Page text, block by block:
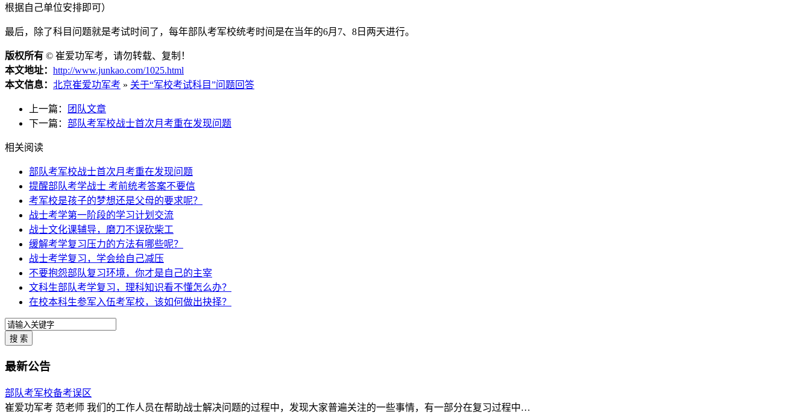
根据自己单位安排即可）
最后，除了科目问题就是考试时间了，每年部队考军校统考时间是在当年的6月7、8日两天进行。
版权所有 © 崔爱功军考，请勿转载、复制！
本文地址： http://www.junkao.com/1025.html
本文信息： 北京崔爱功军考 » 关于“军校考试科目”问题回答
上一篇：
团队文章
下一篇： 部队考军校战士首次月考重在发现问题
相关阅读
部队考军校战士首次月考重在发现问题
提醒部队考学战士 考前统考答案不要信
考军校是孩子的梦想还是父母的要求呢？
战士考学第一阶段的学习计划交流
战士文化课辅导，磨刀不误砍柴工
缓解考学复习压力的方法有哪些呢？
战士考学复习，学会给自己减压
不要抱怨部队复习环境，你才是自己的主宰
文科生部队考学复习，理科知识看不懂怎么办？
在校本科生参军入伍考军校，该如何做出抉择？
最新公告
部队考军校备考误区
崔爱功军考 范老师 我们的工作人员在帮助战士解决问题的过程中，发现大家普遍关注的一些事情，有一部分在复习过程中…